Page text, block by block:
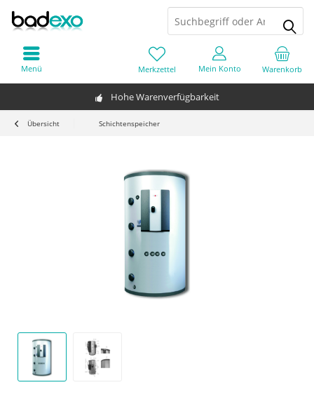
Hohe Warenverfügbarkeit
Warenkorb
Merkzettel Mein Konto
Menü
Übersicht Schichtenspeicher